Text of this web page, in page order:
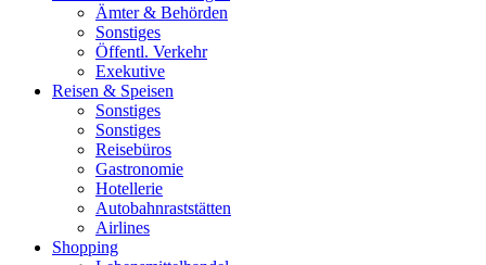
Ämter & Behörden
Sonstiges
Öffentl. Verkehr
Exekutive
Reisen & Speisen
Sonstiges
Sonstiges
Reisebüros
Gastronomie
Hotellerie
Autobahnraststätten
Airlines
Shopping